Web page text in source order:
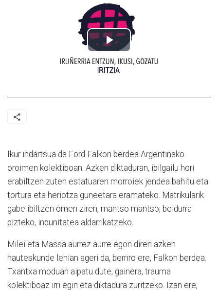
Ikur indartsua da Ford Falkon berdea Argentinako
oroimen kolektiboan. Azken diktaduran, ibilgailu hori
erabiltzen zuten estatuaren morroiek jendea bahitu eta
tortura eta heriotza guneetara eramateko. Matrikularik
gabe ibiltzen omen ziren, mantso mantso, beldurra
pizteko, inpunitatea aldarrikatzeko.
Milei eta Massa aurrez aurre egon diren azken
hauteskunde lehian ageri da, berriro ere, Falkon berdea.
Txantxa moduan aipatu dute, gainera, trauma
kolektiboaz irri egin eta diktadura zuritzeko. Izan ere,